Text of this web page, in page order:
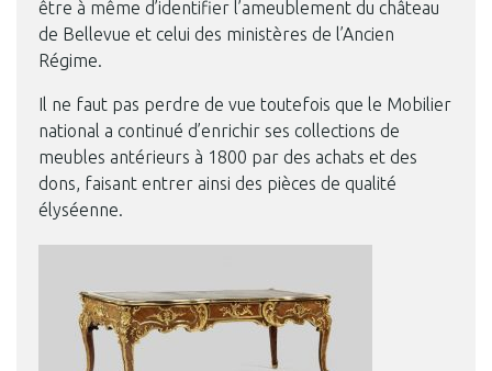
être à même d’identifier l’ameublement du château
de Bellevue et celui des ministères de l’Ancien
Régime.
Il ne faut pas perdre de vue toutefois que le Mobilier
national a continué d’enrichir ses collections de
meubles antérieurs à 1800 par des achats et des
dons, faisant entrer ainsi des pièces de qualité
élyséenne.